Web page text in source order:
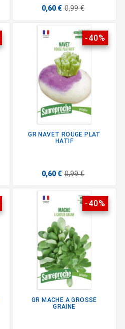
0,60 € 0,99 €
-40%
GR NAVET ROUGE PLAT
HATIF
0,60 € 0,99 €
-40%
GR MACHE A GROSSE
GRAINE